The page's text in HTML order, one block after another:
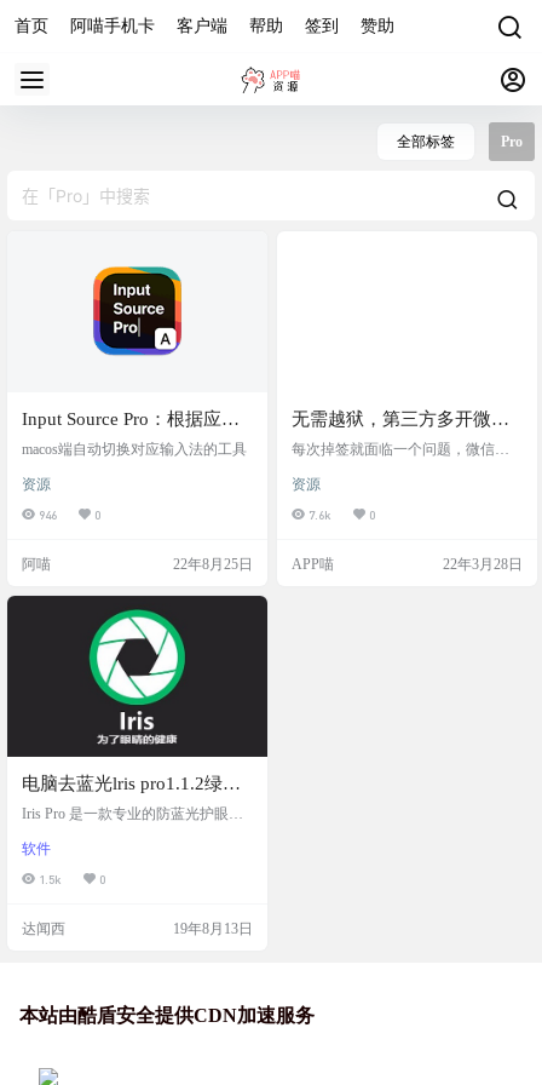
首页 阿喵手机卡 客户端 帮助 签到 赞助
全部标签 Pro
Input Source Pro：根据应用
固定切换输入法
macos端自动切换对应输入法的工具
资源
946 0
阿喵 22年8月25日
无需越狱，第三方多开微信
Pro资料恢复教程
每次掉签就面临一个问题，微信聊
微信的历史聊天记录到新签名的微
信内呢？ 首先必须在每次签名时，
项，直接开启 win端软件「Sideloadl
资源
7.6k 0
APP喵 22年3月28日
电脑去蓝光lris pro1.1.2绿色
版【自用】
Iris Pro 是一款专业的防蓝光护眼软
如，白天可以把蓝光减到70，晚上
减到50。当然，这些数值是可以自
控制，还可以对亮度等进行调节，
别的颜色配置。
软件
1.5k 0
达闻西 19年8月13日
本站由酷盾安全提供CDN加速服务